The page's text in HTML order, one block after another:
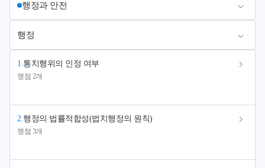
행정과 안전
행정
1.통치행위의 인정 여부
쟁점 2개
2.행정의 법률적합성(법치행정의 원칙)
쟁점 3개